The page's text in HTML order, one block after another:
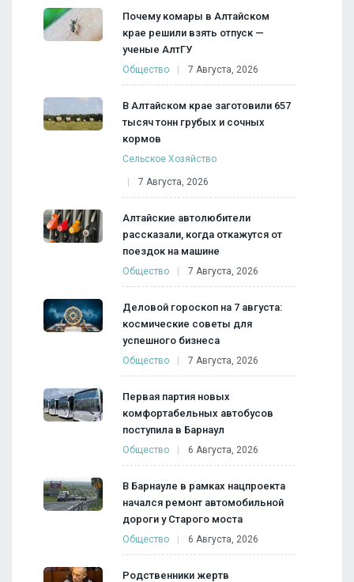
Почему комары в Алтайском
крае решили взять отпуск —
ученые АлтГУ
Общество 7 Августа, 2026
В Алтайском крае заготовили 657
тысяч тонн грубых и сочных
кормов
Сельское Хозяйство
7 Августа, 2026
Алтайские автолюбители
рассказали, когда откажутся от
поездок на машине
Общество 7 Августа, 2026
Деловой гороскоп на 7 августа:
космические советы для
успешного бизнеса
Общество 7 Августа, 2026
Первая партия новых
комфортабельных автобусов
поступила в Барнаул
Общество 6 Августа, 2026
В Барнауле в рамках нацпроекта
начался ремонт автомобильной
дороги у Старого моста
Общество 6 Августа, 2026
Родственники жертв